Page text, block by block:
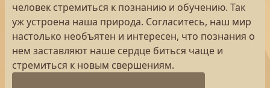
человек стремиться к познанию и обучению. Так
уж устроена наша природа. Согласитесь, наш мир
настолько необъятен и интересен, что познания о
нем заставляют наше сердце биться чаще и
стремиться к новым свершениям.